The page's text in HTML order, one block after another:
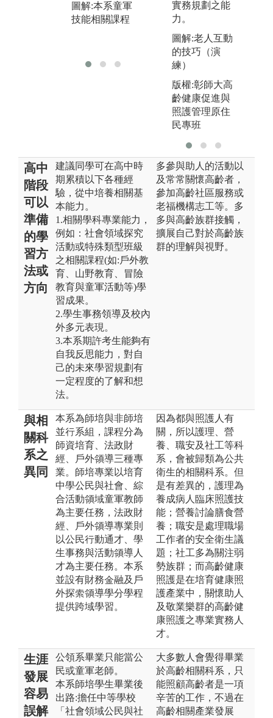
圖解:本系童軍
技能相關課程
策。
活動相關課程
實務規劃之能
力。
圖解:老人互動
的技巧（演
練）
版權:彰師大高
齡健康促進與
照護管理原住
民專班
高中
階段
可以
準備
的學
習方
法或
方向
建議同學可在高中時
期累積以下各種經
驗，從中培養相關基
本能力。
1.相關學科專業能力，
例如：社會領域探究
活動或特殊類型班級
之相關課程(如:戶外教
育、山野教育、冒險
教育與童軍活動等)學
習成果。
2.學生事務領導及校內
外多元表現。
3.本系期許考生能夠有
自我反思能力，對自
己的未來學習規劃有
一定程度的了解和想
法。
多參與助人的活動以
及常常關懷高齡者，
參加高齡社區服務或
老福機構志工等。多
多與高齡族群接觸，
擴展自己對於高齡族
群的理解與視野。
與相
關科
系之
異同
本系為師培與非師培
並行系組，課程分為
師資培育、法政財
經、戶外領導三種專
業。師培專業以培育
中學公民與社會、綜
合活動領域童軍教師
為主要任務，法政財
經、戶外領導專業則
以公民行動通才、學
生事務與活動領導人
才為主要任務。本系
並設有財務金融及戶
外探索領導學分學程
提供跨域學習。
因為都與照護人有
關，所以護理、營
養、職安及社工等科
系，會被歸類為公共
衛生的相關科系。但
是有差異的，護理為
養成病人臨床照護技
能；營養討論膳食營
養；職安是處理職場
工作者的安全衛生議
題；社工多為關注弱
勢族群；而高齡健康
照護是在培育健康照
護產業中，關懷助人
及敬業樂群的高齡健
康照護之專業實務人
才。
生涯
發展
容易
誤解
公領系畢業只能當公
民或童軍老師。
本系師培學生畢業後
出路:擔任中等學校
「社會領域公民與社
大多數人會覺得畢業
於高齡相關科系，只
能照顧高齡者是一項
辛苦的工作，不過在
高齡相關產業發展